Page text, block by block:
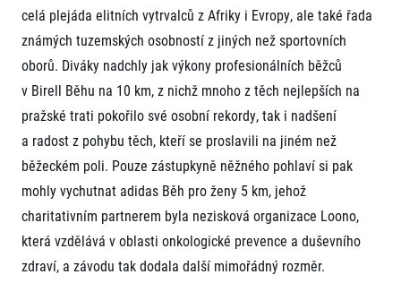
EuroHeroes Challenge 2019
Systém bodování
Pro závodníky
Pravidla a všeobecné informace
Vše k pojištění
Přeregistrace na jiného závodníka
Pověření k vyzvednutí čísla
Reklamace výsledků
Vaše Fotografie
Inspirace
RunCzech Story
AIMS Race Calendar
Komunity
Prvoběžci
RunCzech Kings & Queens
RunCzech Stars
Český maratonský klub
RunCzech Pacers
Running Doctors
Středoškoláci
Charita
Seznam neziskových organizací
Běžím pro stromy
Užitečné
O nás
Kontakt
Náš tým
Pro veřejnost
FAQ (Často kladené dotazy)
celá plejáda elitních vytrvalců z Afriky i Evropy, ale také řada
známých tuzemských osobností z jiných než sportovních
oborů. Diváky nadchly jak výkony profesionálních běžců
v Birell Běhu na 10 km, z nichž mnoho z těch nejlepších na
pražské trati pokořilo své osobní rekordy, tak i nadšení
a radost z pohybu těch, kteří se proslavili na jiném než
běžeckém poli. Pouze zástupkyně něžného pohlaví si pak
mohly vychutnat adidas Běh pro ženy 5 km, jehož
charitativním partnerem byla nezisková organizace Loono,
která vzdělává v oblasti onkologické prevence a duševního
zdraví, a závodu tak dodala další mimořádný rozměr.